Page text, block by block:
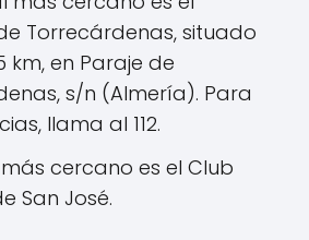
Torrecárdenas, situado
km, en Paraje de
s/n (Almería). Para
llama al 112.
cercano es el Club
San José.